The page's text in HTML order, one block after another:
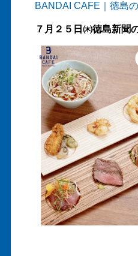
BANDAI CAFE｜徳島
７月２５日㈭徳島新聞